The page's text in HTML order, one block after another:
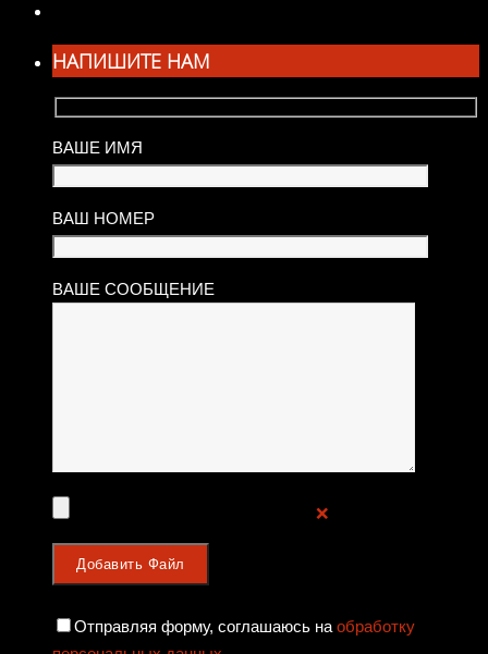
НАПИШИТЕ НАМ
ВАШЕ ИМЯ
ВАШ НОМЕР
ВАШЕ СООБЩЕНИЕ
❌
Отправляя форму, соглашаюсь на обработку